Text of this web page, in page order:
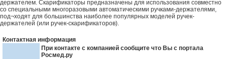
держателем. Скарификаторы предназначены для использования совместно
со специальными многоразовыми автоматическими ручками-держателями,
под¬ходят для большинства наиболее популярных моделей ручек-
держателей (или ручек-скарификаторов).
Контактная информация
При контакте с компанией сообщите что Вы с портала
Росмед.ру